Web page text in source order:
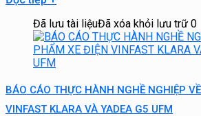
Đã lưu tài liệuĐã xóa khỏi lưu trữ 0
BÁO CÁO THỰC HÀNH NGHỀ NGHIỆP
VINFAST KLARA VÀ YADEA G5 UFM